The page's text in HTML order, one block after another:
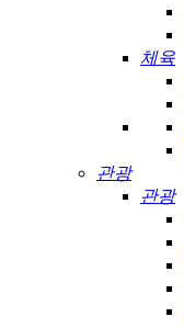
체육
관광
관광